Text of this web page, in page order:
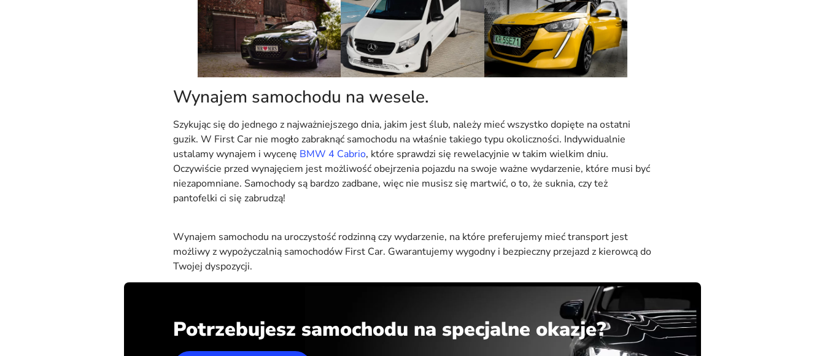
Wynajem samochodu na wesele.
Szykując się do jednego z najważniejszego dnia, jakim jest ślub, należy mieć wszystko dopięte na ostatni
guzik. W First Car nie mogło zabraknąć samochodu na właśnie takiego typu okoliczności. Indywidualnie
ustalamy wynajem i wycenę BMW 4 Cabrio, które sprawdzi się rewelacyjnie w takim wielkim dniu.
Oczywiście przed wynajęciem jest możliwość obejrzenia pojazdu na swoje ważne wydarzenie, które musi być
niezapomniane. Samochody są bardzo zadbane, więc nie musisz się martwić, o to, że suknia, czy też
pantofelki ci się zabrudzą!
Wynajem samochodu na uroczystość rodzinną czy wydarzenie, na które preferujemy mieć transport jest
możliwy z wypożyczalnią samochodów First Car. Gwarantujemy wygodny i bezpieczny przejazd z kierowcą do
Twojej dyspozycji.
Potrzebujesz samochodu na specjalne okazje?